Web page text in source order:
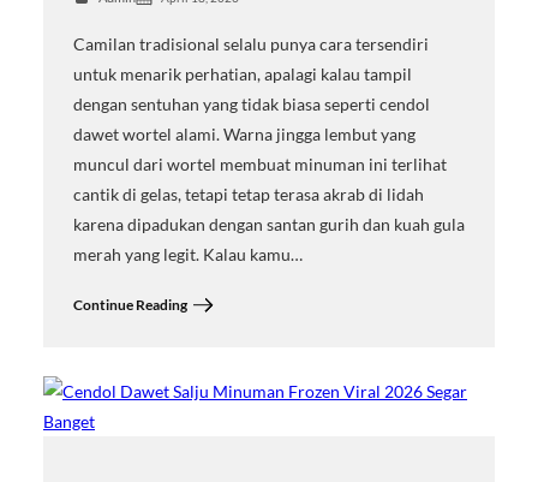
Camilan tradisional selalu punya cara tersendiri
untuk menarik perhatian, apalagi kalau tampil
dengan sentuhan yang tidak biasa seperti cendol
dawet wortel alami. Warna jingga lembut yang
muncul dari wortel membuat minuman ini terlihat
cantik di gelas, tetapi tetap terasa akrab di lidah
karena dipadukan dengan santan gurih dan kuah gula
merah yang legit. Kalau kamu…
Continue Reading